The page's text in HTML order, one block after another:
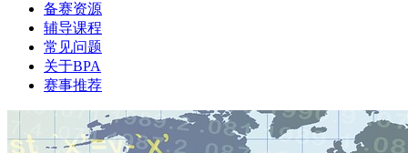
备赛资源
辅导课程
常见问题
关于BPA
赛事推荐